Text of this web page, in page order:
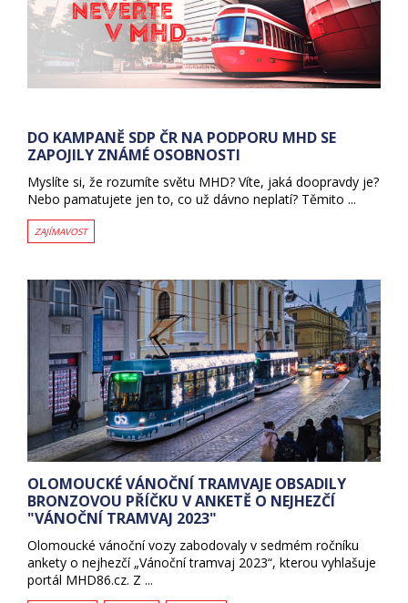
DO KAMPANĚ SDP ČR NA PODPORU MHD SE
ZAPOJILY ZNÁMÉ OSOBNOSTI
Myslíte si, že rozumíte světu MHD? Víte, jaká doopravdy je?
Nebo pamatujete jen to, co už dávno neplatí? Těmito ...
ZAJÍMAVOST
OLOMOUCKÉ VÁNOČNÍ TRAMVAJE OBSADILY
BRONZOVOU PŘÍČKU V ANKETĚ O NEJHEZČÍ
"VÁNOČNÍ TRAMVAJ 2023"
Olomoucké vánoční vozy zabodovaly v sedmém ročníku
ankety o nejhezčí „Vánoční tramvaj 2023“, kterou vyhlašuje
portál MHD86.cz. Z ...